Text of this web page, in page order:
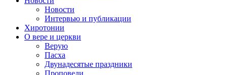
Новости
Интервью и публикации
Хиротонии
О вере и церкви
Верую
Пасха
Двунадесятые праздники
Проповеди